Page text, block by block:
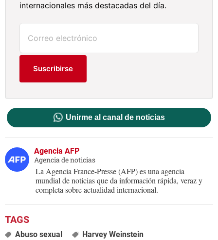
internacionales más destacadas del día.
Suscribirse
Unirme al canal de noticias
Agencia AFP
Agencia de noticias
La Agencia France-Presse (AFP) es una agencia
mundial de noticias que da información rápida, veraz y
completa sobre actualidad internacional.
Abuso sexual Harvey Weinstein